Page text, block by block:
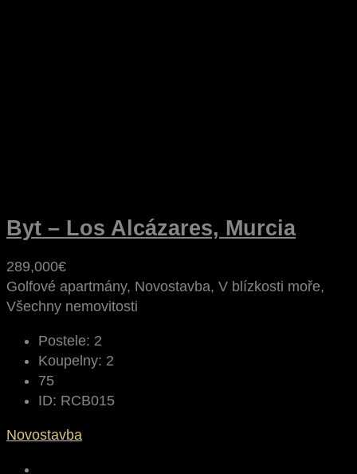
Byt – Los Alcázares, Murcia
289,000€
Golfové apartmány, Novostavba, V blízkosti moře,
Všechny nemovitosti
Postele: 2
Koupelny: 2
75
ID: RCB015
Novostavba